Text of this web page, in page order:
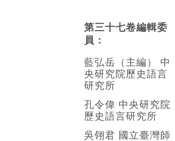
第三十七卷編輯委
員：
藍弘岳（主編） 中
央研究院歷史語言
研究所
孔令偉 中央研究院
歷史語言研究所
吳翎君 國立臺灣師